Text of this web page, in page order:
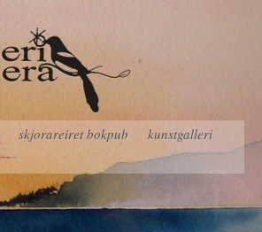
skjorareiret bokpub
kunstgalleri